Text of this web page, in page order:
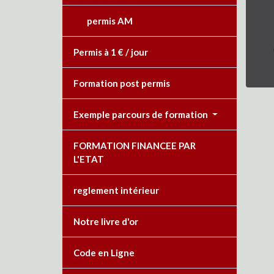
permis AM
Permis à 1 € / jour
Formation post permis
Exemple parcours de formation
FORMATION FINANCEE PAR
L'ETAT
reglement intérieur
Notre livre d'or
Code en Ligne